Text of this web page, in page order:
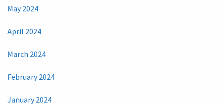
May 2024
April 2024
March 2024
February 2024
January 2024